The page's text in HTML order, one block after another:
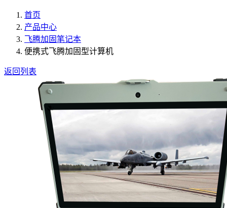
首页
产品中心
飞腾加固笔记本
便携式飞腾加固型计算机
返回列表